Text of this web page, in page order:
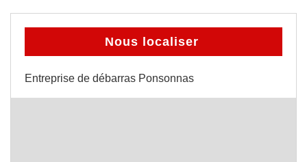
Nous localiser
Entreprise de débarras Ponsonnas